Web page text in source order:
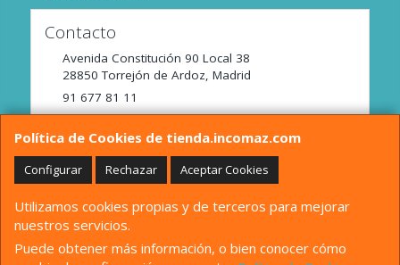
Política de Cookies de tienda.incomaz.com
Configurar Rechazar Aceptar Cookies
Utilizamos cookies propias y de terceros para mejorar
nuestros servicios.
Puede obtener más información, o bien conocer cómo
Contacto
Avenida Constitución 90 Local 38
28850 Torrejón de Ardoz, Madrid
91 677 81 11
tienda@incomaz.com
Horario
De Lunes a Viernes de 9:00 a 14:00